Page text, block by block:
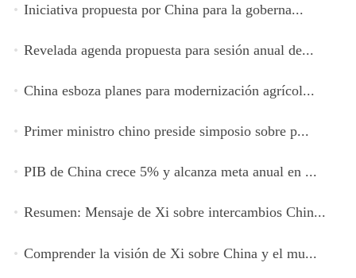
Iniciativa propuesta por China para la goberna...
Revelada agenda propuesta para sesión anual de...
China esboza planes para modernización agrícol...
Primer ministro chino preside simposio sobre p...
PIB de China crece 5% y alcanza meta anual en ...
Resumen: Mensaje de Xi sobre intercambios Chin...
Comprender la visión de Xi sobre China y el mu...